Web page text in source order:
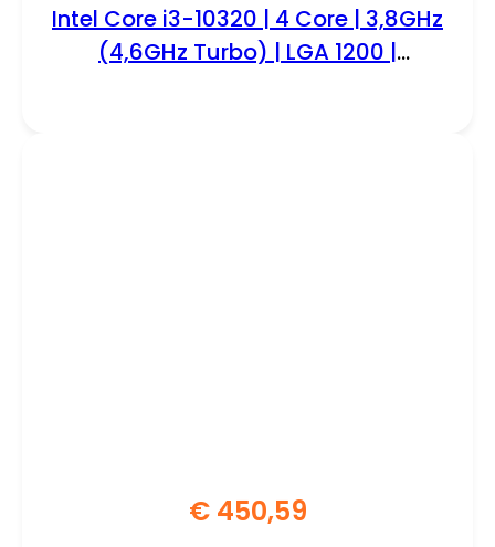
Intel Core i3-10320 | 4 Core | 3,8GHz
(4,6GHz Turbo) | LGA 1200 |
€450,59